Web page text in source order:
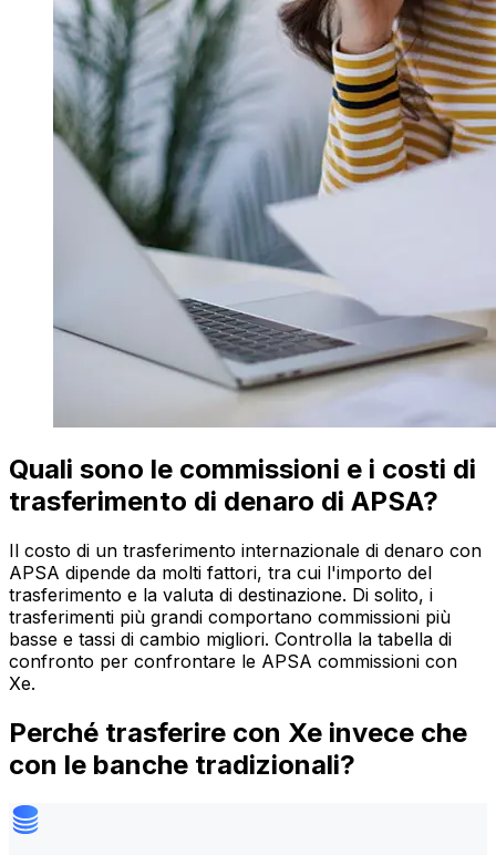
Quali sono le commissioni e i costi di
trasferimento di denaro di APSA?
Il costo di un trasferimento internazionale di denaro con
APSA dipende da molti fattori, tra cui l'importo del
trasferimento e la valuta di destinazione. Di solito, i
trasferimenti più grandi comportano commissioni più
basse e tassi di cambio migliori. Controlla la tabella di
confronto per confrontare le APSA commissioni con
Xe.
Perché trasferire con Xe invece che
con le banche tradizionali?